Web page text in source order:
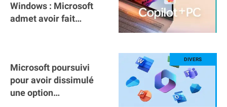
Windows : Microsoft
admet avoir fait
Microsoft poursuivi
pour avoir dissimulé
une option